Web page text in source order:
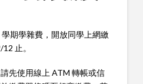
期學雜費，開放同學上網繳
止。
先使用線上 ATM 轉帳或信